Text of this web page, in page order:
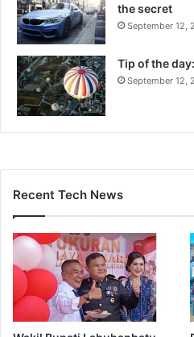
the secret
September 12,
Tip of the
September 12,
Recent Tech News